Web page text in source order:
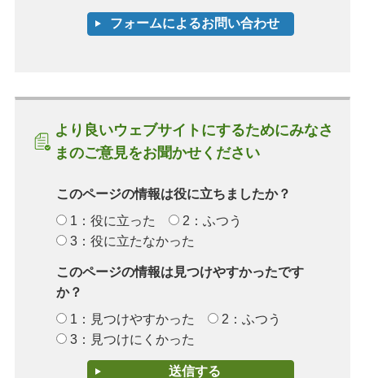
より良いウェブサイトにするためにみなさ
まのご意見をお聞かせください
このページの情報は役に立ちましたか？
1：役に立った
2：ふつう
3：役に立たなかった
このページの情報は見つけやすかったです
か？
1：見つけやすかった
2：ふつう
3：見つけにくかった